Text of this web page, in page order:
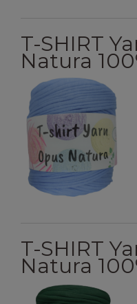
T-SHIRT
Natura
T-SHIRT
Natura